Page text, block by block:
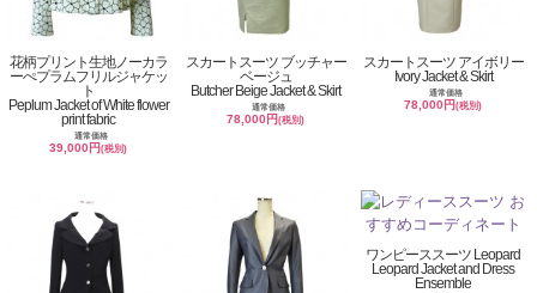
花柄プリント生地ノーカラ
ーぺプラムフリルジャケッ
ト
Peplum Jacket of White flower
print fabric
通常価格
39,000円(税別)
スカートスーツ ブッチャー
ベージュ
Butcher Beige Jacket & Skirt
通常価格
78,000円(税別)
スカートスーツ アイボリー
Ivory Jacket & Skirt
通常価格
78,000円(税別)
ワンピーススーツ Leopard
Leopard Jacket and Dress
Ensemble